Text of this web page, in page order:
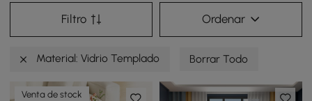
Filtro Ordenar
Material: Vidrio Templado Borrar Todo
Venta de stock